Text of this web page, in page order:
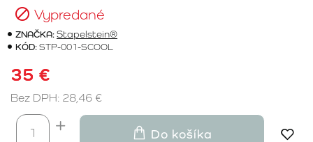
Vypredané
ZNAČKA:Stapelstein®
KÓD:STP-001-SCOOL
35 €
Bez DPH: 28,46 €
Do košíka